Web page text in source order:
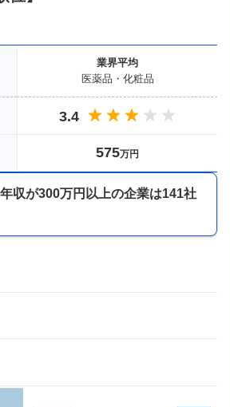
業界平均
医薬品・化粧品
3.4
575万円
収が300万円以上の企業は141社